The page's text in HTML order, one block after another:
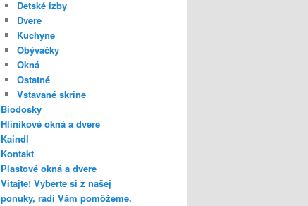
Detské izby
Dvere
Kuchyne
Obývačky
Okná
Ostatné
Vstavané skrine
Biodosky
Hlinikové okná a dvere
Kaindl
Kontakt
Plastové okná a dvere
Vitajte! Vyberte si z našej
ponuky, radi Vám pomôžeme.